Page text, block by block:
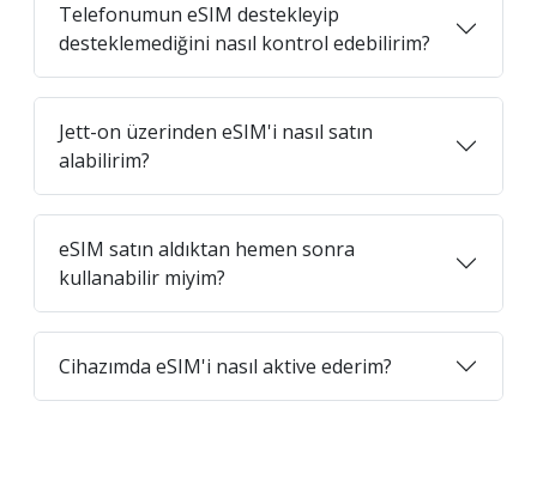
Telefonumun eSIM destekleyip
desteklemediğini nasıl kontrol edebilirim?
Jett-on üzerinden eSIM'i nasıl satın
alabilirim?
eSIM satın aldıktan hemen sonra
kullanabilir miyim?
Cihazımda eSIM'i nasıl aktive ederim?